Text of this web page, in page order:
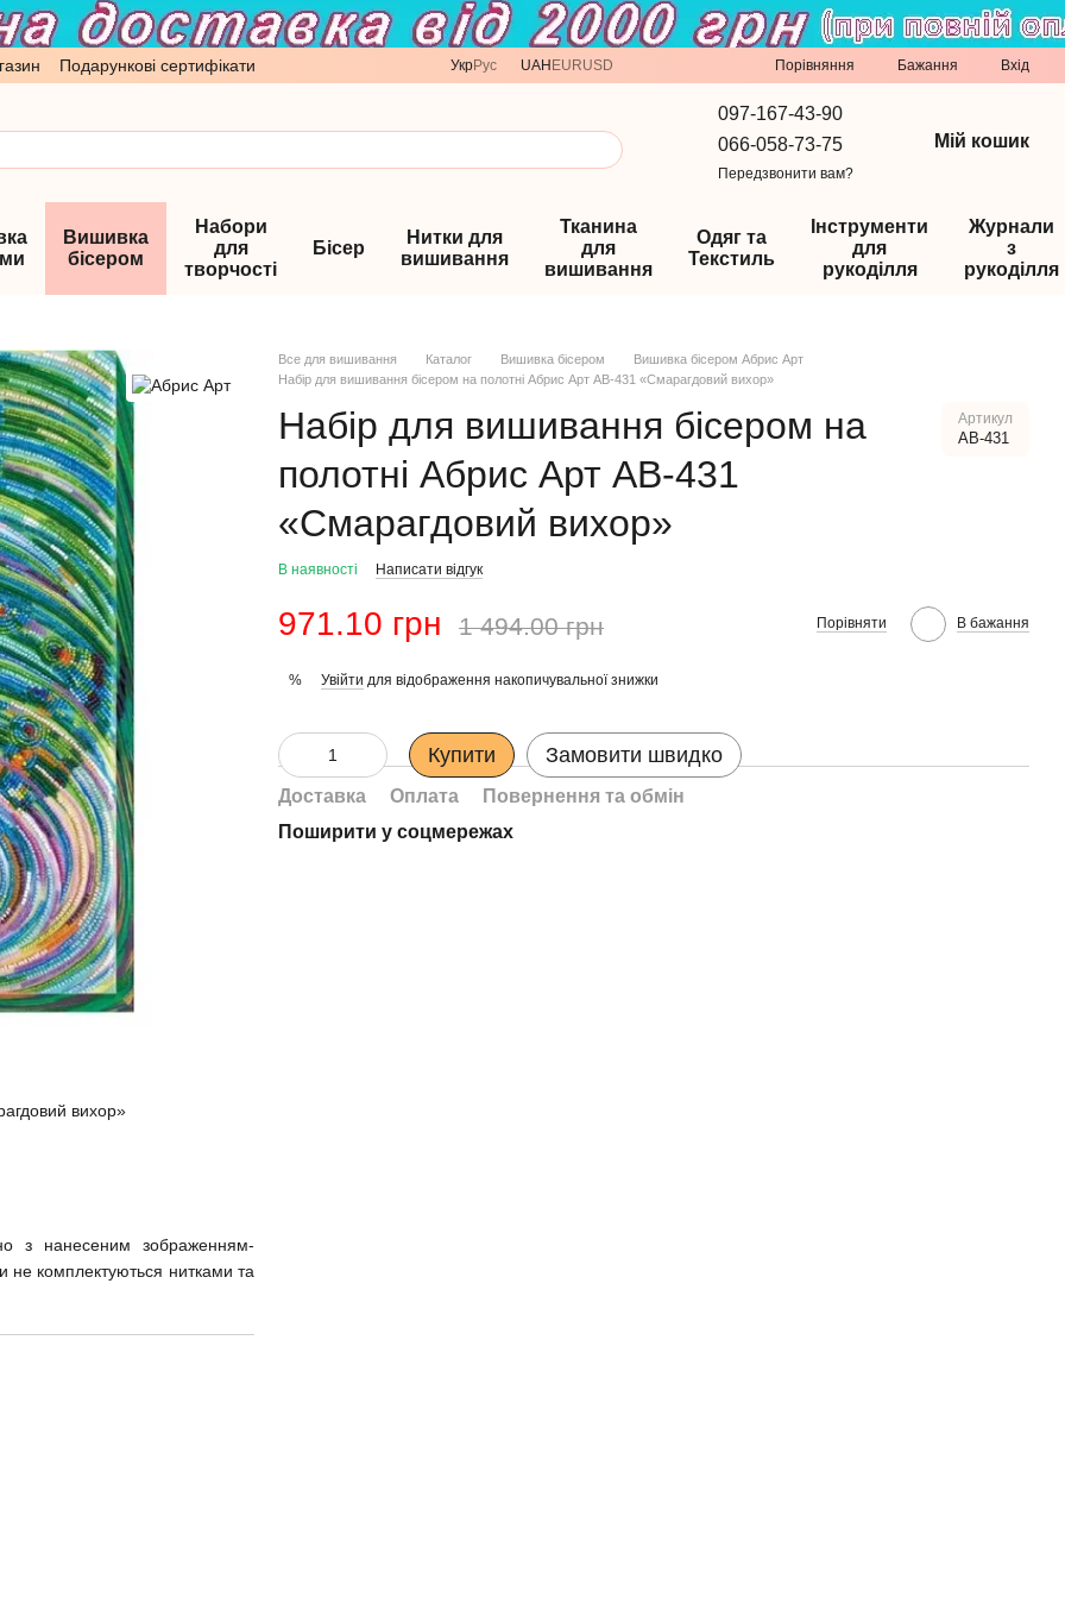
Подарункові сертифікати УкрРус UAH EURUSD Порівняння Бажання Вхід
097-167-43-90
066-058-73-75
Передзвонити вам?
Мій кошик
Вишивка
бісером
Набори
для
творчості
Бісер
Нитки для
вишивання
Тканина
для
вишивання
Одяг та
Текстиль
Інструменти
для
рукоділля
Журнали
з
рукоділля
вихор»
з нанесеним зображенням-
не комплектуються нитками та
Все для вишивання Каталог Вишивка бісером
Вишивка бісером Абрис Арт
Набір для вишивання бісером на полотні Абрис Арт АВ-431 «Смарагдовий вихор»
Набір для вишивання бісером на
полотні Абрис Арт АВ-431
«Смарагдовий вихор»
Артикул
AB-431
В наявності Написати відгук
971.10 грн 1 494.00 грн Порівняти В бажання
% Увійти для відображення накопичувальної знижки
Купити Замовити швидко
Доставка Оплата
Повернення та обмін
Поширити у соцмережах